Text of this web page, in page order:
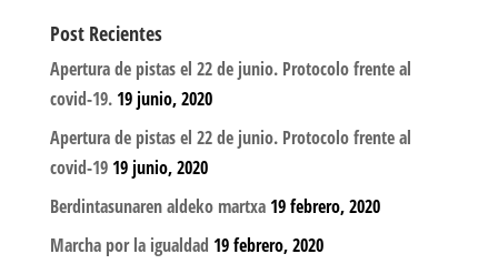
Post Recientes
Apertura de pistas el 22 de junio. Protocolo frente al
covid-19. 19 junio, 2020
Apertura de pistas el 22 de junio. Protocolo frente al
covid-19 19 junio, 2020
Berdintasunaren aldeko martxa 19 febrero, 2020
Marcha por la igualdad 19 febrero, 2020